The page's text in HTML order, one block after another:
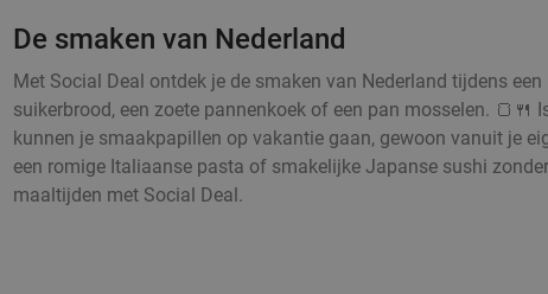
De smaken van Nederland
Met Social Deal ontdek je de smaken van Nederland tijdens
suikerbrood, een zoete pannenkoek of een pan mosselen. 🍞🍴
kunnen je smaakpapillen op vakantie gaan, gewoon vanuit je
een romige Italiaanse pasta of smakelijke Japanse sushi
maaltijden met Social Deal.